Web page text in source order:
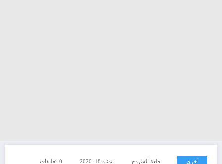
أخرى قلعة الشروح يونيو 18, 2020 0 تعليقات